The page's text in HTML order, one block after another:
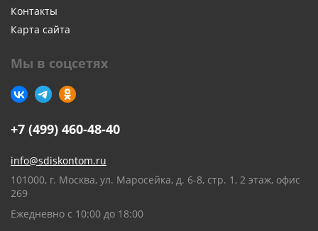
Контакты
Карта сайта
Мы в соцсетях
+7 (499) 460-48-40
info@sdiskontom.ru
101000, г. Москва, ул. Маросейка, д. 6-8, стр. 1, 2 этаж, офис
269
Ежедневно с 10:00 до 18:00